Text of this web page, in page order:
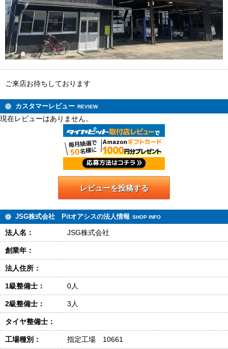
ご来店お待ちしております
カスタマーレビュー REVIEW
現在レビューはありません。
レビューを投稿する
JSG株式会社 Pitオアシスの法人情報 SHOP INFO
法人名： JSG株式会社
創業年：
法人住所：
1級整備士： 0人
2級整備士： 3人
タイヤ整備士：
工場種別： 指定工場 10661